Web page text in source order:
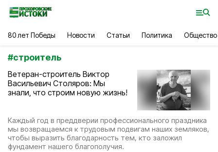
80 лет Победы Новости Статьи Политика Общество
#строитель
Ветеран-строитель Виктор
Васильевич Столяров: Мы
знали, что строим новую жизнь!
Каждый год в преддверии профессионального праздника
мы возвращаемся к трудовым подвигам наших земляков,
чтобы выразить благодарность тем, кто заложил
фундамент нашего благополучия.